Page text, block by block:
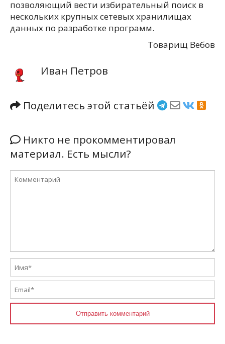
позволяющий вести избирательный поиск в
нескольких крупных сетевых хранилищах
данных по разработке программ.
Товарищ Вебов
Иван Петров
Поделитесь этой статьёй
Никто не прокомментировал
материал. Есть мысли?